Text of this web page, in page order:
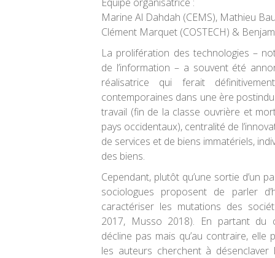
Marine Al Dahdah (CEMS), Mathieu
Clément Marquet (COSTECH) &
La prolifération des technologies –
de l’information – a souvent été
réalisatrice qui ferait
contemporaines dans une ère
travail (fin de la classe ouvrière et
pays occidentaux), centralité de
de services et de biens immatériels,
des biens.
Cependant, plutôt qu’une sortie d’un
sociologues proposent de parler
caractériser les mutations des
2017, Musso 2018). En partant du
décline pas mais qu’au contraire,
les auteurs cherchent à désenclaver